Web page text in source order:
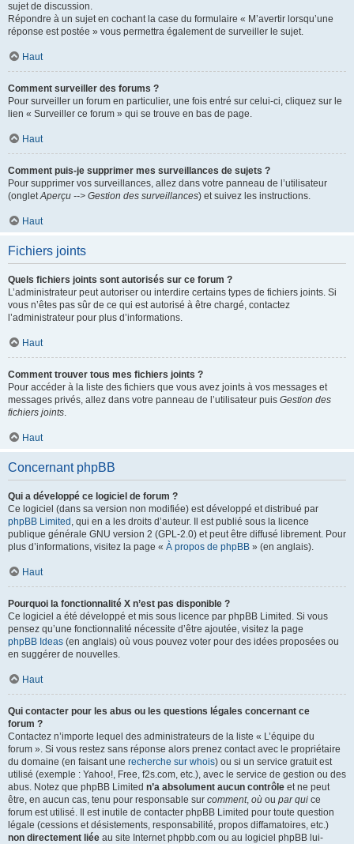
sujet de discussion.
Répondre à un sujet en cochant la case du formulaire « M’avertir lorsqu’une
réponse est postée » vous permettra également de surveiller le sujet.
Haut
Comment surveiller des forums ?
Pour surveiller un forum en particulier, une fois entré sur celui-ci, cliquez sur le
lien « Surveiller ce forum » qui se trouve en bas de page.
Haut
Comment puis-je supprimer mes surveillances de sujets ?
Pour supprimer vos surveillances, allez dans votre panneau de l’utilisateur
(ongletAperçu --> Gestion des surveillances) et suivez les instructions.
Haut
Fichiers joints
Quels fichiers joints sont autorisés sur ce forum ?
L’administrateur peut autoriser ou interdire certains types de fichiers joints. Si
vous n’êtes pas sûr de ce qui est autorisé à être chargé, contactez
l’administrateur pour plus d’informations.
Haut
Comment trouver tous mes fichiers joints ?
Pour accéder à la liste des fichiers que vous avez joints à vos messages et
messages privés, allez dans votre panneau de l’utilisateur puis Gestion des
fichiers joints.
Haut
Concernant phpBB
Qui a développé ce logiciel de forum ?
Ce logiciel (dans sa version non modifiée) est développé et distribué par
phpBB Limited , qui en a les droits d’auteur. Il est publié sous la licence
publique générale GNU version 2 (GPL-2.0) et peut être diffusé librement. Pour
plus d’informations, visitez la page « À propos de phpBB » (en anglais).
Haut
Pourquoi la fonctionnalité X n’est pas disponible ?
Ce logiciel a été développé et mis sous licence par phpBB Limited. Si vous
pensez qu’une fonctionnalité nécessite d’être ajoutée, visitez la page
phpBB Ideas (en anglais) où vous pouvez voter pour des idées proposées ou
en suggérer de nouvelles.
Haut
Qui contacter pour les abus ou les questions légales concernant ce
forum ?
Contactez n’importe lequel des administrateurs de la liste « L’équipe du
forum ». Si vous restez sans réponse alors prenez contact avec le propriétaire
du domaine (en faisant une recherche sur whois) ou si un service gratuit est
utilisé (exemple : Yahoo!, Free, f2s.com, etc.), avec le service de gestion ou des
abus. Notez que phpBB Limited n’a absolument aucun contrôle et ne peut
être, en aucun cas, tenu pour responsable sur comment, où ou par qui ce
forum est utilisé. Il est inutile de contacter phpBB Limited pour toute question
légale (cessions et désistements, responsabilité, propos diffamatoires, etc.)
non directement liée au site Internet phpbb.com ou au logiciel phpBB lui-